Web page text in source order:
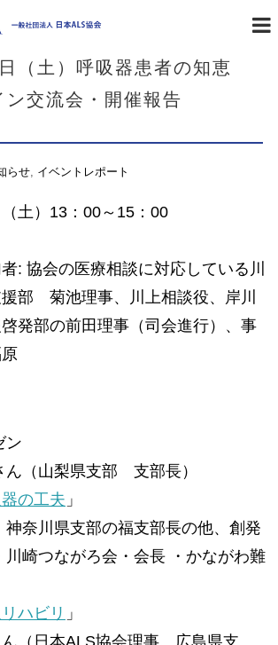
せ
（土）呼吸器患者の知恵
ン交流会・開催報告
らせ, イベントレポート
土）13：00～15：00
: 協会の医療相談に対応している川
部 菊池理事、川上相談役、岸川
発部の前田理事（司会進行）、事
ン
（山梨県支部 支部長）
の工夫 」
奈川県支部の福支部長の他、創発
川崎つながろ会・会長 ・かながわ難
ハビリ 」
（日本ALS協会理事、広島県支